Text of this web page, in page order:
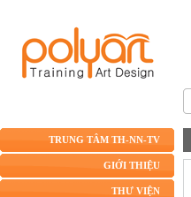
TRUNG TÂM TH-NN-TV
GIỚI THIỆU
THƯ VIỆN